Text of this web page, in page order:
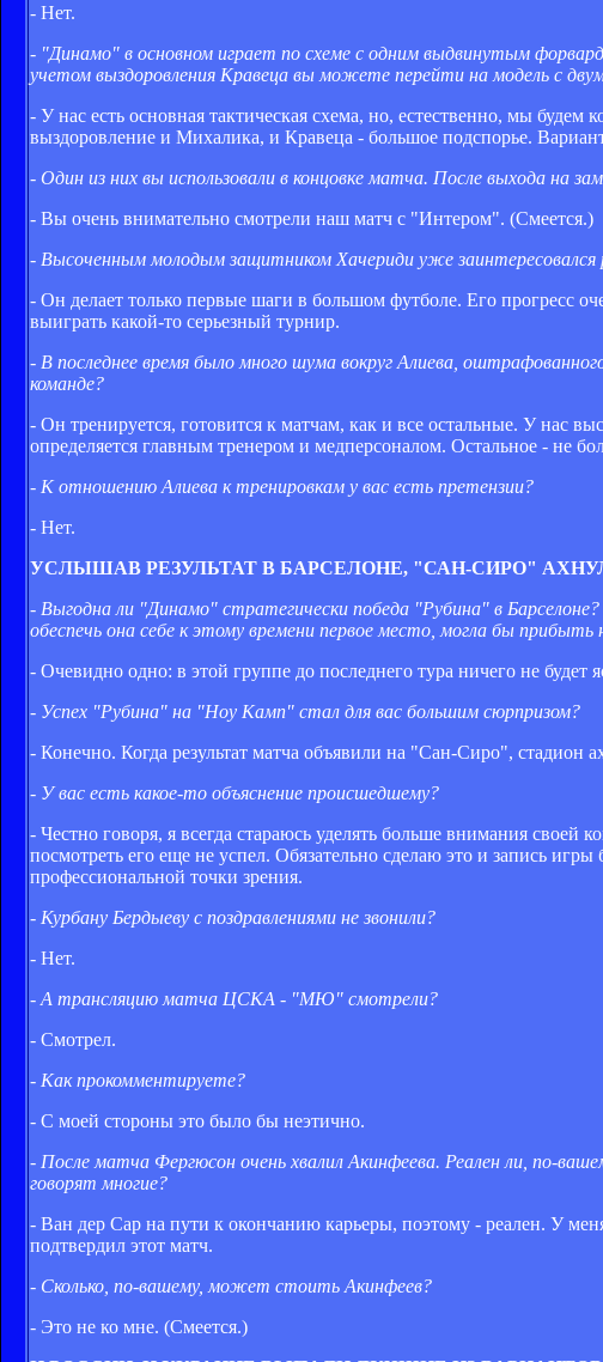
- Нет.
- "Динамо" в основном играет по схеме с одним выдвинутым
учетом выздоровления Кравеца вы можете перейти на модель с
- У нас есть основная тактическая схема, но, естественно, мы будем
выздоровление и Михалика, и Кравеца - большое подспорье.
- Один из них вы использовали в концовке матча. После выхода на
- Вы очень внимательно смотрели наш матч с "Интером". (Смеется.)
- Высоченным молодым защитником Хачериди уже заинтересовался
- Он делает только первые шаги в большом футболе. Его прогресс
выиграть какой-то серьезный турнир.
- В последнее время было много шума вокруг Алиева,
команде?
- Он тренируется, готовится к матчам, как и все остальные. У нас
определяется главным тренером и медперсоналом. Остальное - не
- К отношению Алиева к тренировкам у вас есть претензии?
- Нет.
УСЛЫШАВ РЕЗУЛЬТАТ В БАРСЕЛОНЕ, "САН-СИРО"
- Выгодна ли "Динамо" стратегически победа "Рубина" в
обеспечь она себе к этому времени первое место, могла бы
- Очевидно одно: в этой группе до последнего тура ничего не будет
- Успех "Рубина" на "Ноу Камп" стал для вас большим сюрпризом?
- Конечно. Когда результат матча объявили на "Сан-Сиро", стадион
- У вас есть какое-то объяснение происшедшему?
- Честно говоря, я всегда стараюсь уделять больше внимания
посмотреть его еще не успел. Обязательно сделаю это и запись
профессиональной точки зрения.
- Курбану Бердыеву с поздравлениями не звонили?
- Нет.
- А трансляцию матча ЦСКА - "МЮ" смотрели?
- Смотрел.
- Как прокомментируете?
- С моей стороны это было бы неэтично.
- После матча Фергюсон очень хвалил Акинфеева. Реален ли, по-
говорят многие?
- Ван дер Сар на пути к окончанию карьеры, поэтому - реален. У
подтвердил этот матч.
- Сколько, по-вашему, может стоить Акинфеев?
- Это не ко мне. (Смеется.)